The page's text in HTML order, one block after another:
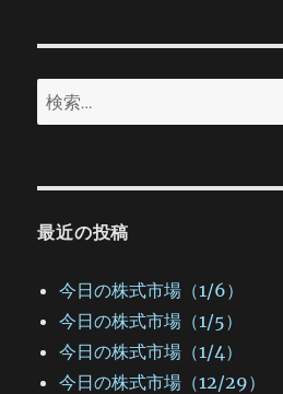
ン
検
索:
最近の投稿
今日の株式市場（1/6）
今日の株式市場（1/5）
今日の株式市場（1/4）
今日の株式市場（12/29）